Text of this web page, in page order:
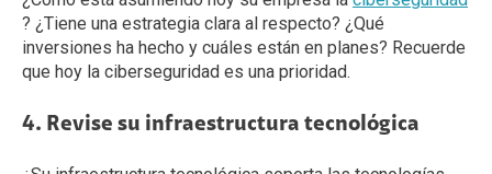
? ¿Tiene una estrategia clara al respecto? ¿Qué
inversiones ha hecho y cuáles están en planes? Recuerde
que hoy la ciberseguridad es una prioridad.
4. Revise su infraestructura tecnológica